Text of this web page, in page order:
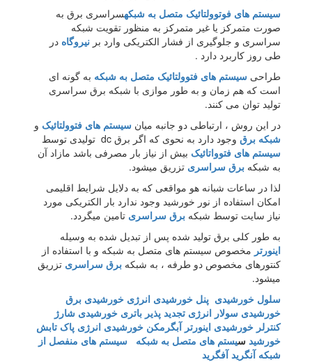
سیستم های فوتوولتائیک متصل به شبکهسراسری برق به
صورت متمرکز یا غیر متمرکز به منظور تقویت شبکه
سراسری و جلوگیری از فشار الکتریکی وارد بر نیروگاه در
طی روز کاربرد دارد .
طراحی سیستم های فتوولتائیک متصل به شبکه به گونه ای
است که هم زمان و به طور موازی با شبکه برق سراسری
تولید توان می کنند.
در این روش ، ارتباطی دو جانبه میان سیستم های فتوولتائیک و
شبکه برق وجود دارد به نحوی که اگر برق dc تولیدی توسط
سیستم های فتوواتائیک بیش از نیاز بار مصرفی باشد مازاد آن
به شبکه برق سراسری تزریق میشود.
لذا در ساعات شبانه هو مواقعی که به دلایل شرایط اقلیمی
امکان استفاده از نور خورشید وجود ندارد بار الکتریکی مورد
نیاز سایت توسط شبکه برق سراسری تامین میگردد.
به طور کلی برق تولید شده پس از تبدیل شده به وسیله
اینورتر مخصوص سیستم های متصل به شبکه و با استفاده از
کنتورهای مخصوص دو طرفه ، به شبکه برق سراسری تزریق
میشود.
سلول خورشیدی پنل خورشیدی انرژی خورشیدی برق
خورشیدی سولار انرژی تجدید پذیر باتری خورشیدی شارژ
کنترلر خورشیدی اینورتر آبگرمکن خورشیدی انرژی پاک تابش
خورشید سیستم های متصل به شبکه
سیستم های منفصل از
شبکهآنگرید آفگرید